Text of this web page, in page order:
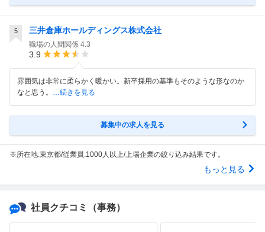
5 三井倉庫ホールディングス株式会社
職場の人間関係 4.3
3.9
雰囲気は非常に柔らかく暖かい。新卒採用の基準もそのような形なのか
なと思う。
…続きを見る
募集中の求人を見る
※所在地:東京都/従業員:1000人以上/上場企業の絞り込み結果です。
もっと見る
社員クチコミ （事務）